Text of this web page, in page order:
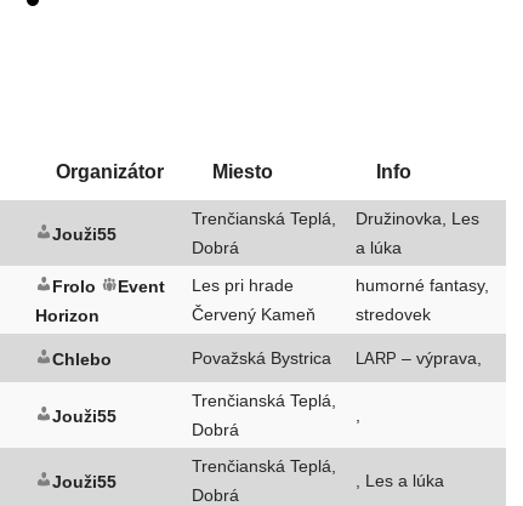
Organizátor Miesto Info
Jouži55
Trenčianská Teplá,
Dobrá
Družinovka, Les
a lúka
Frolo
Event
Horizon
Les pri hra­de
Červený Kameň
humor­né fan­ta­sy,
stredovek
Chlebo Považská Bystrica LARP – výprava,
Jouži55
Trenčianská Teplá,
Dobrá
Jouži55
Trenčianská Teplá,
Dobrá
, Les a lúka